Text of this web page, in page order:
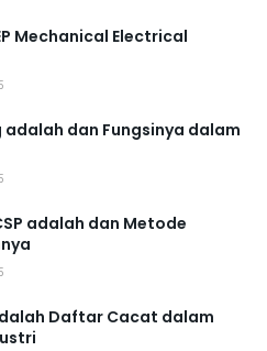
Mechanical Electrical
adalah dan Fungsinya dalam
adalah dan Metode
Daftar Cacat dalam